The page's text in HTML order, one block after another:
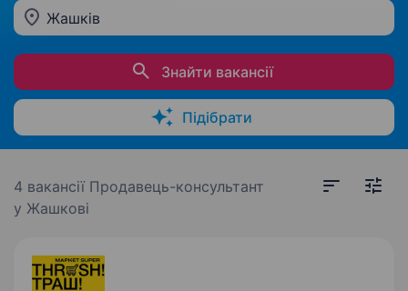
Жашків
Знайти вакансії
Підібрати
4 вакансії Продавець-консультант
у Жашкові